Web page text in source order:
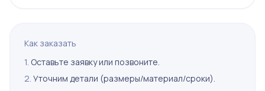
Как заказать
1. Оставьте заявку или позвоните.
2. Уточним детали (размеры/материал/сроки).